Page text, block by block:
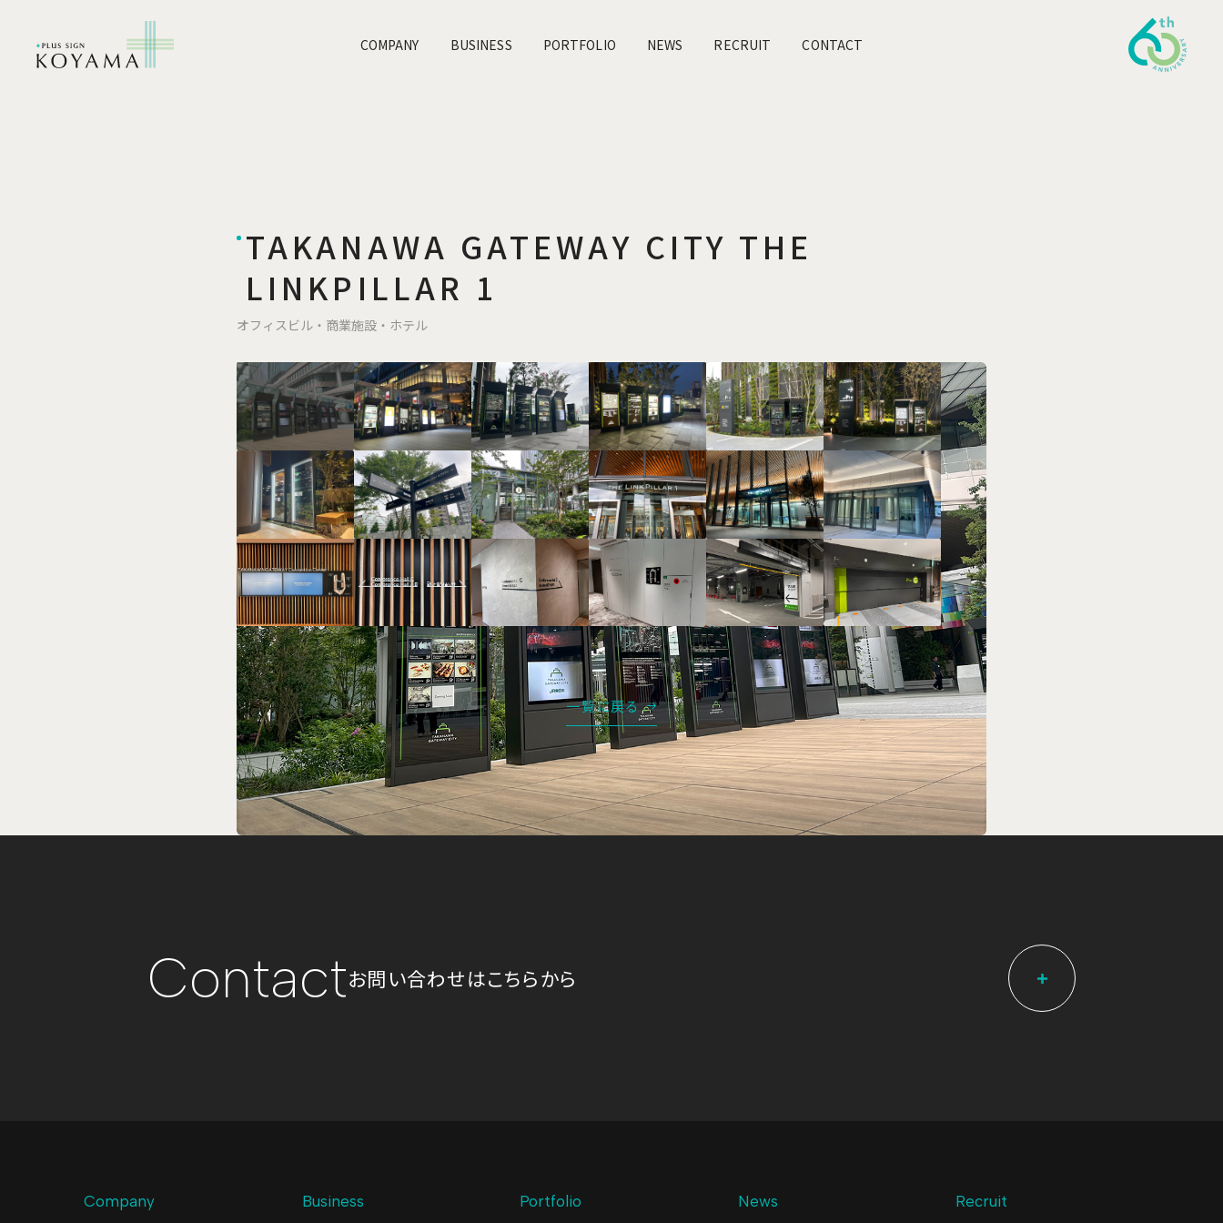
COMPANY BUSINESS PORTFOLIO NEWS RECRUIT CONTACT
TAKANAWA GATEWAY CITY THE
LINKPILLAR 1
オフィスビル 商業施設 ホテル
一覧に戻る
Contactお問い合わせはこちらから
Company Business Portfolio News Recruit